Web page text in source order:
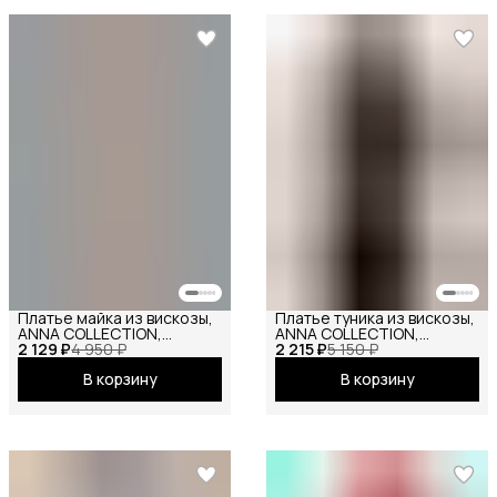
2 129 ₽4 950 ₽
Платье майка из вискозы,
ANNA COLLECTION,
сарафан офисный, на
бретелях, базовое
вечернее праздничное
повседневное
В корзину
2 215 ₽5 150 ₽
Платье туника из вискозы,
ANNA COLLECTION,
вечернее праздничное
повседневное офисное
В корзину